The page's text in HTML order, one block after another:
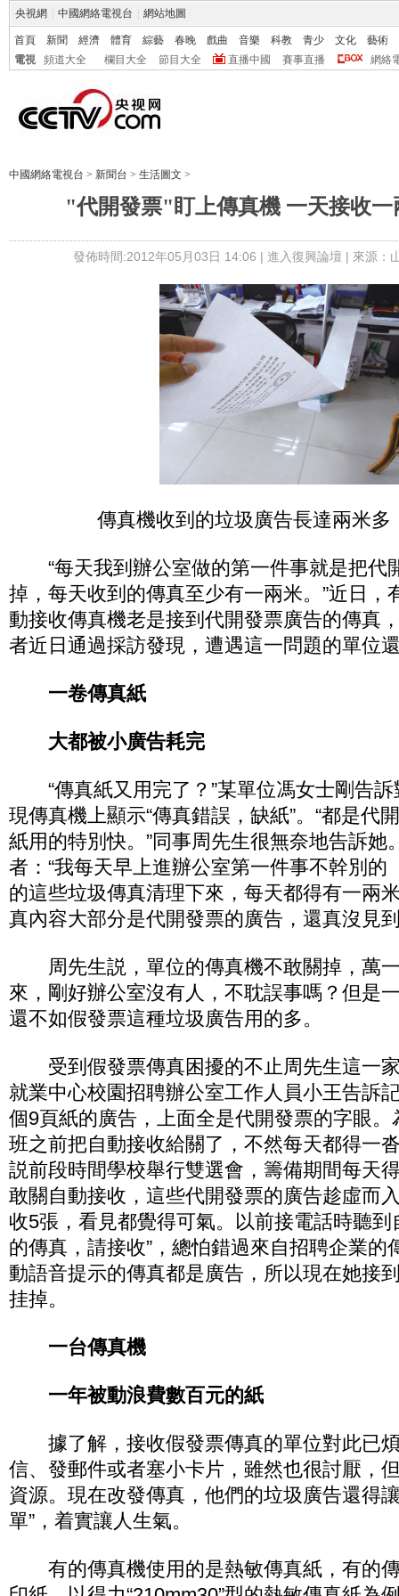
央視網 中國網絡電視台 網站地圖
首頁 新聞 經濟 體育 綜藝 春晚 戲曲 音樂 科教 青少 文化
藝術
電視
頻道大全 欄目大全 節目大全 直播中國 賽事直播 網絡
中國網絡電視台 > 新聞台 > 生活圖文 >
"代開發票"盯上傳真機 一天接收一
發佈時間:2012年05月03日 14:06 | 進入復興論壇 | 來源：
傳真機收到的垃圾廣告長達兩米多
“每天我到辦公室做的第一件事就是把代
掉，每天收到的傳真至少有一兩米。”近日，
動接收傳真機老是接到代開發票廣告的傳真
者近日通過採訪發現，遭遇這一問題的單位
一卷傳真紙
大都被小廣告耗完
“傳真紙又用完了？”某單位馮女士剛告訴
現傳真機上顯示“傳真錯誤，缺紙”。“都是代
紙用的特別快。”同事周先生很無奈地告訴她
者：“我每天早上進辦公室第一件事不幹別的
的這些垃圾傳真清理下來，每天都得有一兩
真內容大部分是代開發票的廣告，還真沒見
周先生説，單位的傳真機不敢關掉，萬
來，剛好辦公室沒有人，不耽誤事嗎？但是
還不如假發票這種垃圾廣告用的多。
受到假發票傳真困擾的不止周先生這一
就業中心校園招聘辦公室工作人員小王告訴
個9頁紙的廣告，上面全是代開發票的字眼
班之前把自動接收給關了，不然每天都得一
説前段時間學校舉行雙選會，籌備期間每天
敢關自動接收，這些代開發票的廣告趁虛而
收5張，看見都覺得可氣。以前接電話時聽到
的傳真，請接收”，總怕錯過來自招聘企業的
動語音提示的傳真都是廣告，所以現在她接
挂掉。
一台傳真機
一年被動浪費數百元的紙
據了解，接收假發票傳真的單位對此已
信、發郵件或者塞小卡片，雖然也很討厭，
資源。現在改發傳真，他們的垃圾廣告還得
單”，着實讓人生氣。
有的傳真機使用的是熱敏傳真紙，有的